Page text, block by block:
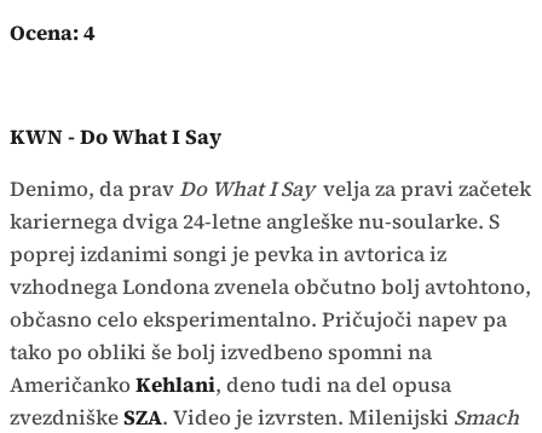
Ocena: 4
KWN - Do What I Say
Denimo, da pravDo What I Say velja za pravi začetek
kariernega dviga 24-letne angleške nu-soularke. S
poprej izdanimi songi je pevka in avtorica iz
vzhodnega Londona zvenela občutno bolj avtohtono,
občasno celo eksperimentalno. Pričujoči napev pa
tako po obliki še bolj izvedbeno spomni na
AmeričankoKehlani, deno tudi na del opusa
zvezdniškeSZA. Video je izvrsten. Milenijski Smach